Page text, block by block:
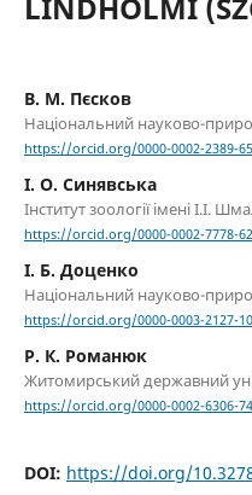
В. М. Пєсков
Національний науково-
https://orcid.org/0000-0002-2389-
І. О. Синявська
Інститут зоології імені І.І.
https://orcid.org/0000-0002-7778-
І. Б. Доценко
Національний науково-
https://orcid.org/0000-0003-2127-
Р. К. Романюк
Житомирський державний
https://orcid.org/0000-0002-6306-
DOI: https://doi.org/